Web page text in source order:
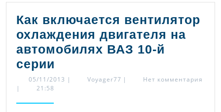
Как включается вентилятор
охлаждения двигателя на
автомобилях ВАЗ 10-й
серии
включается
05/11/2013 05/11/2013
| Voyager77 Voyager77
|
Нет комментария
|
21:58